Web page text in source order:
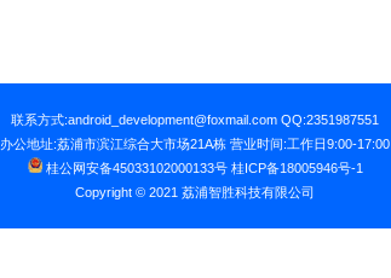
联系方式:android_development@foxmail.com QQ:2351987551
办公地址:荔浦市滨江综合大市场21A栋 营业时间:工作日9:00-17:00
桂公网安备45033102000133号 桂ICP备18005946号-1
Copyright © 2021 荔浦智胜科技有限公司